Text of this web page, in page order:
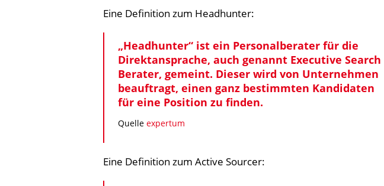
Eine Definition zum Headhunter:
„Headhunter“ ist ein Personalberater für die
Direktansprache, auch genannt Executive Search
Berater, gemeint. Dieser wird von Unternehmen
beauftragt, einen ganz bestimmten Kandidaten
für eine Position zu finden.
Quelleexpertum
Eine Definition zum Active Sourcer: